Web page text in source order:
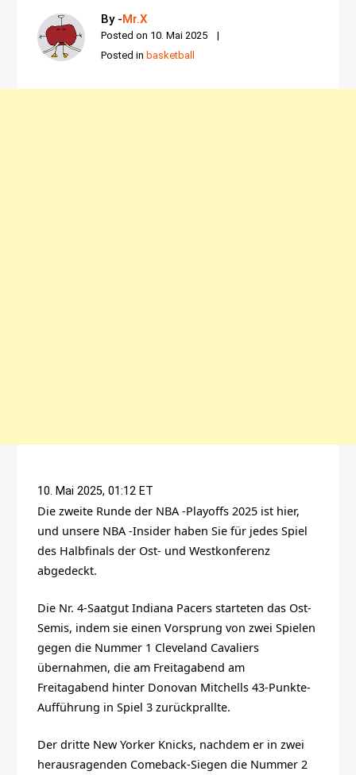
By -Mr.X
Posted on 10. Mai 2025
Posted in basketball
10. Mai 2025, 01:12 ET
Die zweite Runde der NBA -Playoffs 2025 ist hier,
und unsere NBA -Insider haben Sie für jedes Spiel
des Halbfinals der Ost- und Westkonferenz
abgedeckt.
Die Nr. 4-Saatgut Indiana Pacers starteten das Ost-
Semis, indem sie einen Vorsprung von zwei Spielen
gegen die Nummer 1 Cleveland Cavaliers
übernahmen, die am Freitagabend am
Freitagabend hinter Donovan Mitchells 43-Punkte-
Aufführung in Spiel 3 zurückprallte.
Der dritte New Yorker Knicks, nachdem er in zwei
herausragenden Comeback-Siegen die Nummer 2